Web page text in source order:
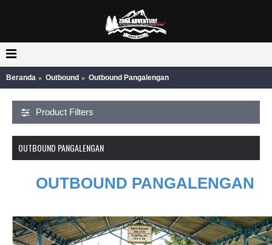
Beranda Outbound Outbound Pangalengan
Product Filters
OUTBOUND PANGALENGAN
OUTBOUND PANGALENGAN